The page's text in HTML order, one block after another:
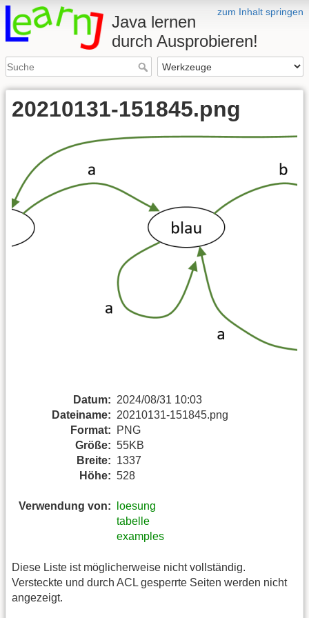
zum Inhalt springen
Java lernen
durch Ausprobieren!
20210131-151845.png
Datum: 2024/08/31 10:03
Dateiname: 20210131-151845.png
Format:
PNG
Größe: 55KB
Breite: 1337
Höhe: 528
Verwendung von:
loesung
tabelle
examples
Diese Liste ist möglicherweise nicht vollständig.
Versteckte und durch ACL gesperrte Seiten werden nicht
angezeigt.